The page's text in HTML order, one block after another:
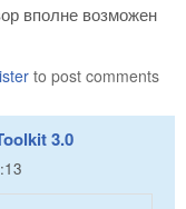
вполне возможен
to post comments
3.0